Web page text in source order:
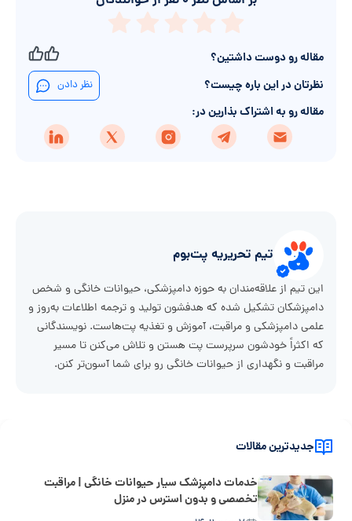
مقاله رو دوست داشتین؟
نظرتان در این باره چیست؟
نظر دادن
مقاله رو به اشتراک بذارین در:
تیم تحریریه پت‌بوم
این تیم از علاقه‌مندان به حوزه دامپزشکی، حیوانات خانگی و شخص
دامپزشکان تشکیل شده که هدفشون تولید و ترجمه اطلاعات به‌روز و
علمی دامپزشکی و مراقبت، آموزش و تغذیه پت‌هاست. نویسندگانی
که اکثراً خودشون سرپرست پت هستن و تلاش می‌کنن تا مسیر
مراقبت و نگهداری از حیوانات خانگی رو برای شما آسون‌تر کنن.
جدیدترین مقالات
خدمات دامپزشک سیار حیوانات خانگی | مراقبت
تخصصی و بدون استرس در منزل